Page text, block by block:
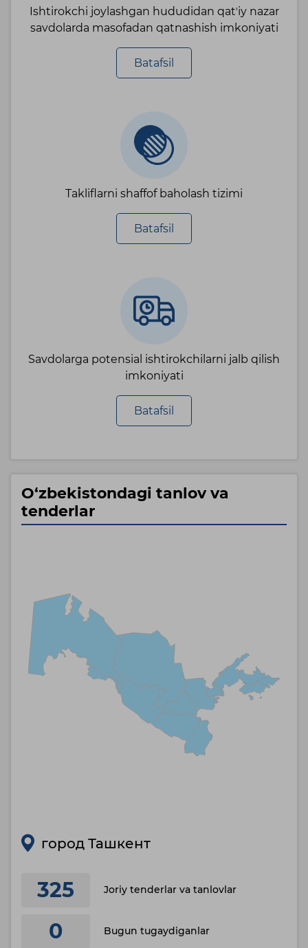
Ishtirokchi joylashgan hududidan qatʼiy nazar
savdolarda masofadan qatnashish imkoniyati
Batafsil
Takliflarni shaffof baholash tizimi
Batafsil
Savdolarga potensial ishtirokchilarni jalb qilish
imkoniyati
Batafsil
O‘zbekistondagi tanlov va
tenderlar
город Ташкент
325 Joriy tenderlar va tanlovlar
0 Bugun tugaydiganlar